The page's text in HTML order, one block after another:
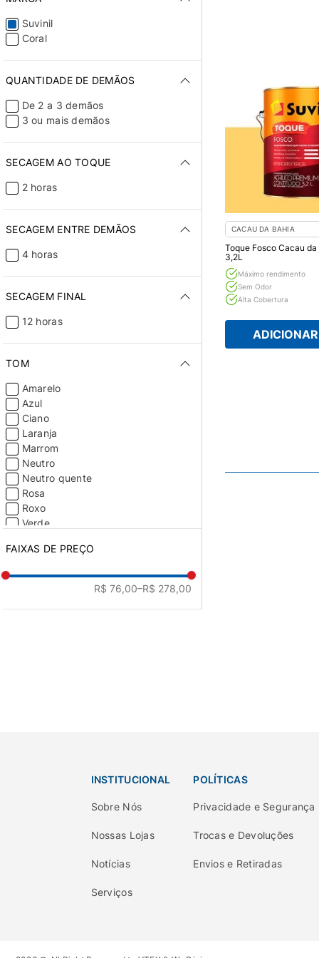
Gelo
General
Gengibre
Granizo
Grisalho
Ilhas Gregas
Inverno Gelado
Jeans Lavado
Mar Verde
Maracá
Margarida Primavera
Naturale
Névoa Intensa
Papel Maché
Papel Picado
Prata
Ráfia
Rio Límpido
Rio Paíne
Rosa-neon
Roxo-rústico
Saia Justa
Tapeçaria
Tempero Sírio
Tempestade
Trilha na Mata
Valentino
Vaso de Cerâmica
Verde-garrafa
Suvinil
Coral
QUANTIDADE DE DEMÃOS
De 2 a 3 demãos
3 ou mais demãos
SECAGEM AO TOQUE
2 horas
SECAGEM ENTRE DEMÃOS
4 horas
SECAGEM FINAL
12 horas
TOM
Amarelo
Azul
Ciano
Laranja
Marrom
Neutro
Neutro quente
Rosa
Roxo
Verde
FAIXAS DE PREÇO
R$ 76,00–R$ 278,00
CACAU DA BAHIA
Toque Fosco Cacau
3,2L
Máximo rendimento
Sem Odor
Alta Cobertura
INSTITUCIONAL
Sobre Nós
Nossas Lojas
Notícias
Serviços
POLÍTICAS
Privacidade e Segurança
Trocas e Devoluções
Envios e Retiradas